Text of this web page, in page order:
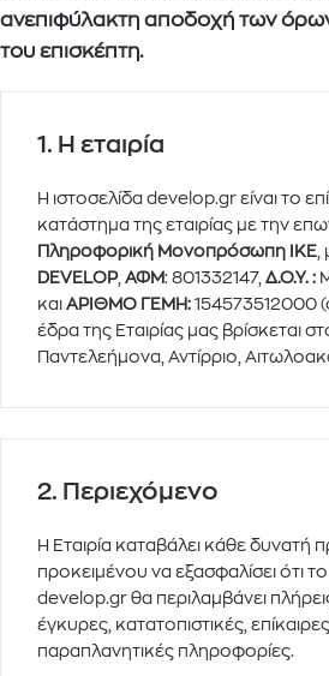
ανεπιφύλακτη αποδοχή των
του επισκέπτη.
1. Η εταιρία
Η ιστοσελίδα develop.gr είναι το
κατάστημα της εταιρίας με την
Πληροφορική Μονοπρόσωπη ΙΚΕ,
DEVELOP, ΑΦΜ: 801332147, Δ.Ο.Υ. :
και ΑΡΙΘΜΟ ΓΕΜΗ: 154573512000
έδρα της Εταιρίας μας βρίσκεται
Παντελεήμονα, Αντίρριο,
2. Περιεχόμενο
Η Εταιρία καταβάλει κάθε δυνατή
προκειμένου να εξασφαλίσει ότι
develop.gr θα περιλαμβάνει
έγκυρες, κατατοπιστικές,
παραπλανητικές πληροφορίες.